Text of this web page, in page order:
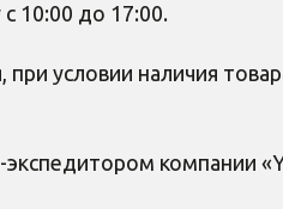
10:00 до 17:00.
условии наличия
компании